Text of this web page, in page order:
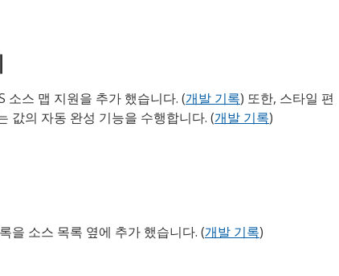
소스 맵 지원을 추가 했습니다. (개발 기록) 또한, 스타일 편
값의 자동 완성 기능을 수행합니다. (개발 기록)
을 소스 목록 옆에 추가 했습니다. (개발 기록)